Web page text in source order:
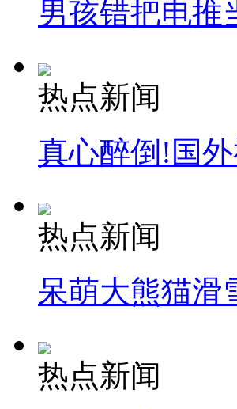
男孩错把电推
热点新闻
真心醉倒!国
热点新闻
呆萌大熊猫滑
热点新闻